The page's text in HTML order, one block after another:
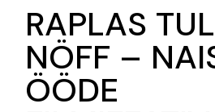
RAPLAS
NÖFF –
ÖÖDE